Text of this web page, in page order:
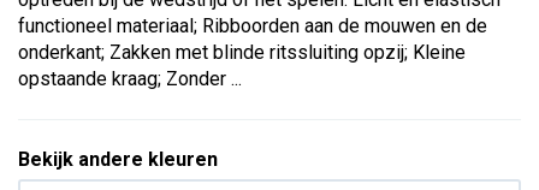
functioneel materiaal; Ribboorden aan de mouwen en de
onderkant; Zakken met blinde ritssluiting opzij; Kleine
opstaande kraag; Zonder ...
Bekijk andere kleuren